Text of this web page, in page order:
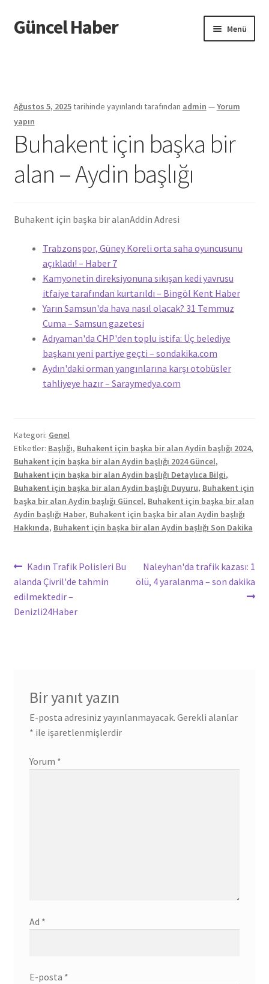
Dolaşıma
geç
İçeriğe
geç
Güncel Haber Menü
Ağustos 5, 2025tarihinde yayınlandı tarafından admin —Yorum
yapın
Buhakent için başka bir
alan – Aydin başlığı
Buhakent için başka bir alanAddin Adresi
Trabzonspor, Güney Koreli orta saha oyuncusunu
açıkladı! – Haber 7
Kamyonetin direksiyonuna sıkışan kedi yavrusu
itfaiye tarafından kurtarıldı – Bingöl Kent Haber
Yarın Samsun'da hava nasıl olacak? 31 Temmuz
Cuma – Samsun gazetesi
Adıyaman'da CHP'den toplu istifa: Üç belediye
başkanı yeni partiye geçti – sondakika.com
Aydın'daki orman yangınlarına karşı otobüsler
tahliyeye hazır – Saraymedya.com
Kategori: Genel
Etiketler: Başlığı, Buhakent için başka bir alan Aydin başlığı 2024,
Buhakent için başka bir alan Aydin başlığı 2024 Güncel,
Buhakent için başka bir alan Aydin başlığı Detaylıca Bilgi,
Buhakent için başka bir alan Aydin başlığı Duyuru, Buhakent için
başka bir alan Aydin başlığı Güncel, Buhakent için başka bir alan
Aydin başlığı Haber, Buhakent için başka bir alan Aydin başlığı
Hakkında, Buhakent için başka bir alan Aydin başlığı Son Dakika
Yazı
gezinmesi
Önceki
yazı:
Kadın Trafik Polisleri Bu
alanda Çivril'de tahmin
edilmektedir –
Denizli24Haber
Sonraki
yazı:
Naleyhan'da trafik kazası: 1
ölü, 4 yaralanma – son dakika
Bir yanıt yazın
E-posta adresiniz yayınlanmayacak. Gerekli alanlar
* ile işaretlenmişlerdir
Yorum *
Ad *
E-posta *